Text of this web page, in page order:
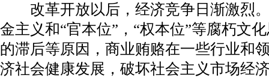
改革开放以后，经济竞争日渐激烈。
金主义和“官本位”，“权本位”等腐朽文
的滞后等原因，商业贿赂在一些行业和
济社会健康发展，破坏社会主义市场经